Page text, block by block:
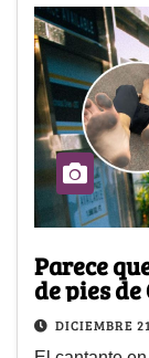
Parece
de pies
DICIEMBRE